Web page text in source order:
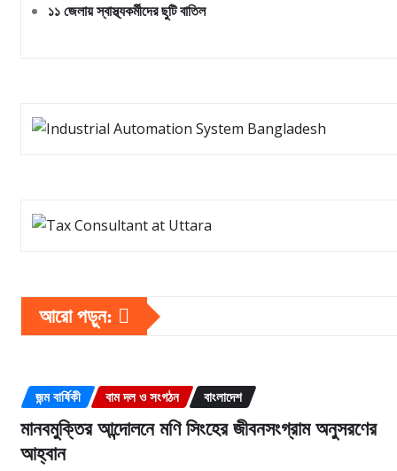
১১ জেলায় স্বাস্থ্যকর্মীদের ছুটি বাতিল
আরো পড়ুন:
জন্ম বার্ষিকী বাম দল ও সংগঠন বাংলাদেশ
মানবমুক্তির আন্দোলনে মণি সিংহের জীবনসংগ্রাম অনুসরণের
আহ্বান